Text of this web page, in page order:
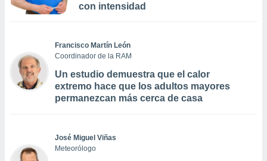
con intensidad
Francisco Martín León
Coordinador de la RAM
Un estudio demuestra que el calor
extremo hace que los adultos mayores
permanezcan más cerca de casa
José Miguel Viñas
Meteorólogo